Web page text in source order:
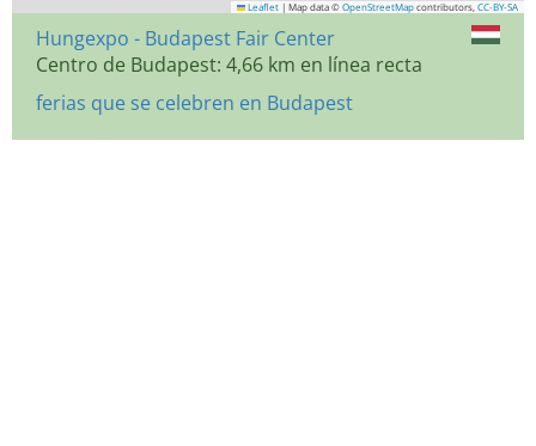
Leaflet | Map data © OpenStreetMap contributors, CC-BY-SA
Hungexpo - Budapest Fair Center
Centro de Budapest: 4,66 km en línea recta
ferias que se celebren en Budapest